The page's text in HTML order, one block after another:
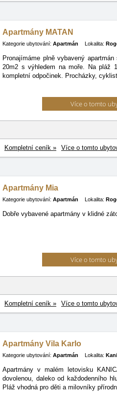
Apartmány MATAN
Kategorie ubytování: Apartmán Lokalita:
Pronajímáme plně vybavený
20m2 s výhledem na moře. Na pláž
kompletní odpočinek. Procházky,
Více o tomto
Kompletní ceník » Více o tomto
Apartmány Mia
Kategorie ubytování: Apartmán Lokalita:
Dobře vybavené apartmány v klidné
Více o tomto
Kompletní ceník » Více o tomto
Apartmány Vila Karlo
Kategorie ubytování: Apartmán Lokalita:
Apartmány v malém letovisku
dovolenou, dalekood každodenního
Pláž vhodná pro děti a milovníky